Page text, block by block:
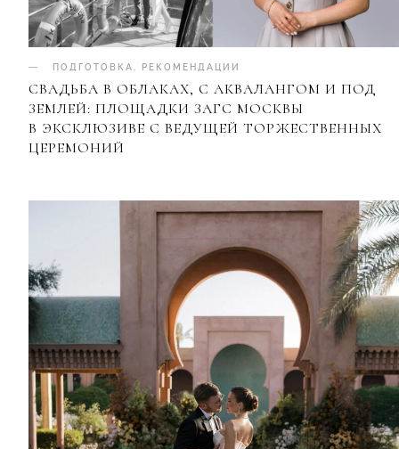
ПОДГОТОВКА РЕКОМЕНДАЦИИ
СВАДЬБА В ОБЛАКАХ, С АКВАЛАНГОМ И ПОД
ЗЕМЛЕЙ: ПЛОЩАДКИ ЗАГС МОСКВЫ
В ЭКСКЛЮЗИВЕ С ВЕДУЩЕЙ ТОРЖЕСТВЕННЫХ
ЦЕРЕМОНИЙ